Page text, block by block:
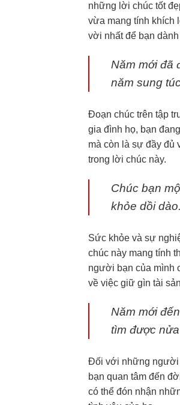
những lời chúc tốt
vừa mang tính khích
vời nhất để bạn
Năm mới đã
năm sung
Đoạn chúc trên tập
gia đình họ, bạn
mà còn là sự đầy đủ
trong lời chúc này.
Chúc bạn
khỏe dồi
Sức khỏe và sự
chúc này mang tính
người bạn của mình
về việc giữ gìn tài
Năm mới
tìm được
Đối với những người
bạn quan tâm đến
có thể đón nhận